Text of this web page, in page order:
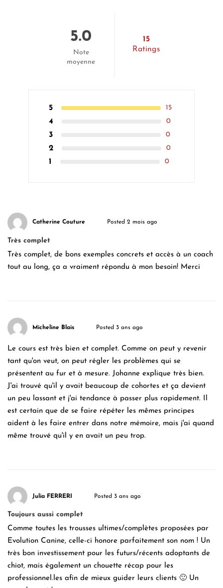
5.0
Note
moyenne
15
Ratings
5 15
4 0
3 0
2 0
1 0
Catherine Couture Posted 2 mois ago
Très complet
Très complet, de bons exemples concrets et accès à un coach
tout au long, ça a vraiment répondu à mon besoin! Merci
Micheline Blais Posted 3 ans ago
Le cours est très bien et complet. Comme on peut y revenir
tant qu'on veut, on peut régler les problèmes qui se
présentent au fur et à mesure. Johanne explique très bien.
J'ai trouvé qu'il y avait beaucoup de cohortes et ça devient
un peu lassant et j'ai tendance à passer plus rapidement. Il
est certain que de se faire répéter les mêmes principes
aident à les faire entrer dans notre mémoire, mais j'ai quand
même trouvé qu'il y en avait un peu trop.
Julia FERRERI Posted 3 ans ago
Toujours aussi complet
Comme toutes les trousses ultimes/complètes proposées par
Evolution Canine, celle-ci honore parfaitement son nom ! Un
très bon investissement pour les futurs/récents adoptants de
chiot, mais également un chouette récap pour les
professionnel.les afin de mieux guider leurs clients 🙂 Un